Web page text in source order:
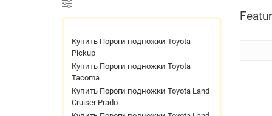
Купить Пороги подножки Toyota
Pickup
Купить Пороги подножки Toyota
Tacoma
Купить Пороги подножки Toyota Land
Cruiser Prado